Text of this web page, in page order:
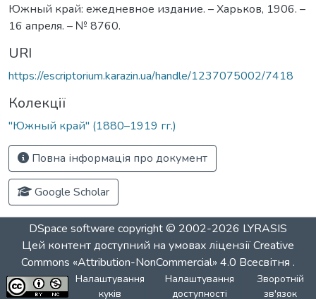
Южный край: ежедневное издание. – Харьков, 1906. –
16 апреля. – № 8760.
URI
https://escriptorium.karazin.ua/handle/1237075002/7418
Колекції
"Южный край" (1880–1919 гг.)
Повна інформація про документ
Google Scholar
DSpace software copyright © 2002-2026 LYRASIS
Цей контент доступний на умовах ліцензіїCreative
Commons «Attribution-NonCommercial» 4.0 Всесвітня .
Налаштування
куків
Налаштування
доступності
Зворотній
зв'язок